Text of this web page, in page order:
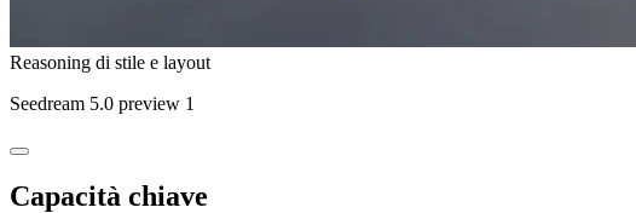
Reasoning di stile e layout
Seedream 5.0 preview 1
Capacità chiave